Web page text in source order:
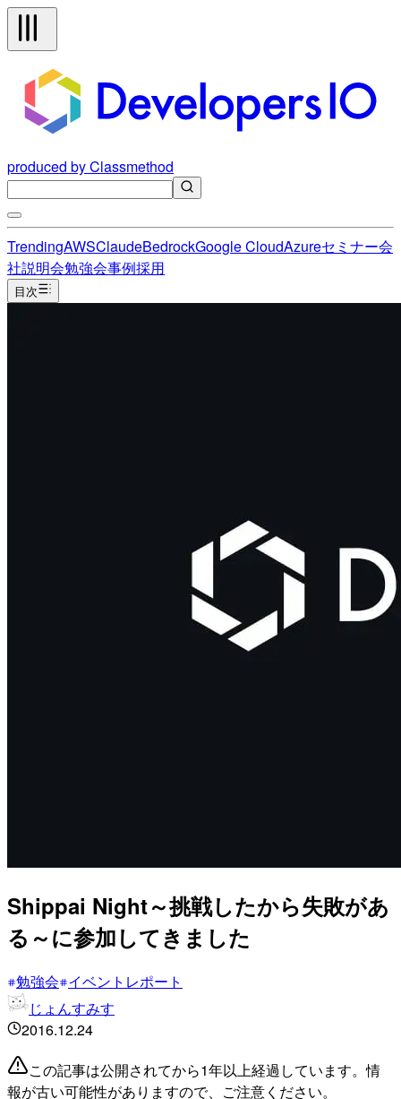
produced by Classmethod
TrendingAWSClaudeBedrockGoogle CloudAzureセミナー会
社説明会勉強会事例採用
目次
Shippai Night～挑戦したから失敗があ
る～に参加してきました
勉強会 イベントレポート
じょんすみす
2016.12.24
この記事は公開されてから1年以上経過しています。情
報が古い可能性がありますので、ご注意ください。